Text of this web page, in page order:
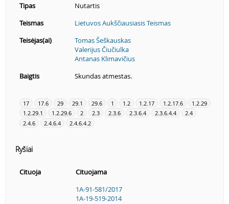
Tipas
Nutartis
Teismas
Lietuvos Aukščiausiasis Teismas
Teisėjas(ai)
Tomas Šeškauskas
Valerijus Čiučiulka
Antanas Klimavičius
Baigtis
Skundas atmestas.
17 17.6 29 29.1 29.6 1 1.2 1.2.17 1.2.17.6
1.2.29
1.2.29.1
1.2.29.6 2 2.3 2.3.6 2.3.6.4 2.3.6.4.4
2.4
2.4.6
2.4.6.4 2.4.6.4.2
Ryšiai
Cituoja
Cituojama
1A-91-581/2017
1A-19-519-2014